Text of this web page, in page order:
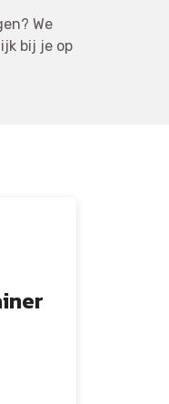
We
bij je op